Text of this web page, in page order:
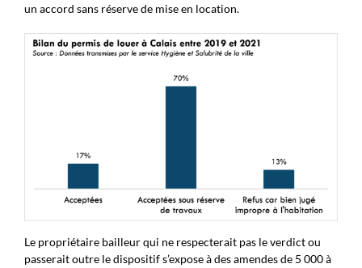
un accord sans réserve de mise en location.
Le propriétaire bailleur qui ne respecterait pas le verdict ou
passerait outre le dispositif s’expose à des amendes de 5 000 à